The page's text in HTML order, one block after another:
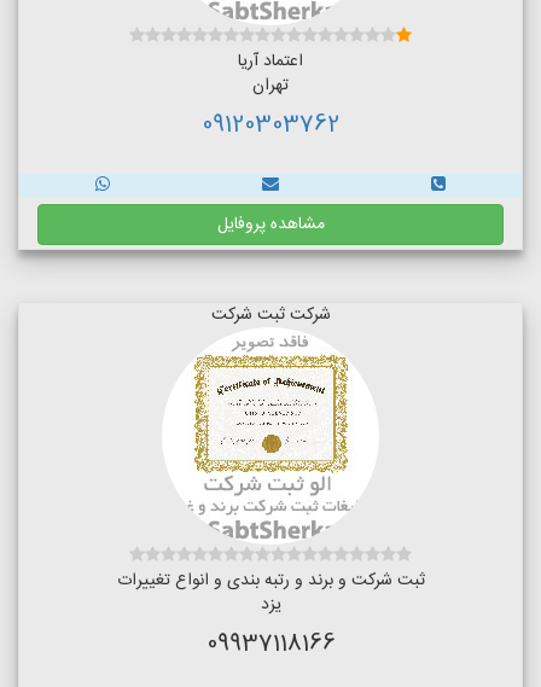
اعتماد آریا
تهران
09120303762
مشاهده پروفایل
شرکت ثبت شرکت
ثبت شرکت و برند و رتبه بندی و انواع تغییرات
یزد
09937118166